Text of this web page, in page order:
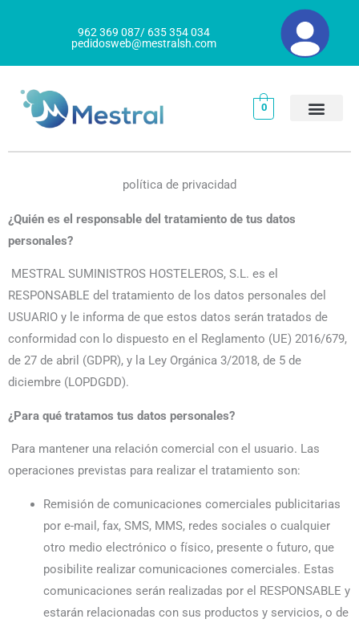
962 369 087/ 635 354 034
pedidosweb@mestralsh.com
0
política de privacidad
¿Quién es el responsable del tratamiento de tus datos
personales?
MESTRAL SUMINISTROS HOSTELEROS, S.L. es el
RESPONSABLE del tratamiento de los datos personales del
USUARIO y le informa de que estos datos serán tratados de
conformidad con lo dispuesto en el Reglamento (UE) 2016/679,
de 27 de abril (GDPR), y la Ley Orgánica 3/2018, de 5 de
diciembre (LOPDGDD).
¿Para qué tratamos tus datos personales?
Para mantener una relación comercial con el usuario. Las
operaciones previstas para realizar el tratamiento son:
Remisión de comunicaciones comerciales publicitarias
por e-mail, fax, SMS, MMS, redes sociales o cualquier
otro medio electrónico o físico, presente o futuro, que
posibilite realizar comunicaciones comerciales. Estas
comunicaciones serán realizadas por el RESPONSABLE y
estarán relacionadas con sus productos y servicios, o de